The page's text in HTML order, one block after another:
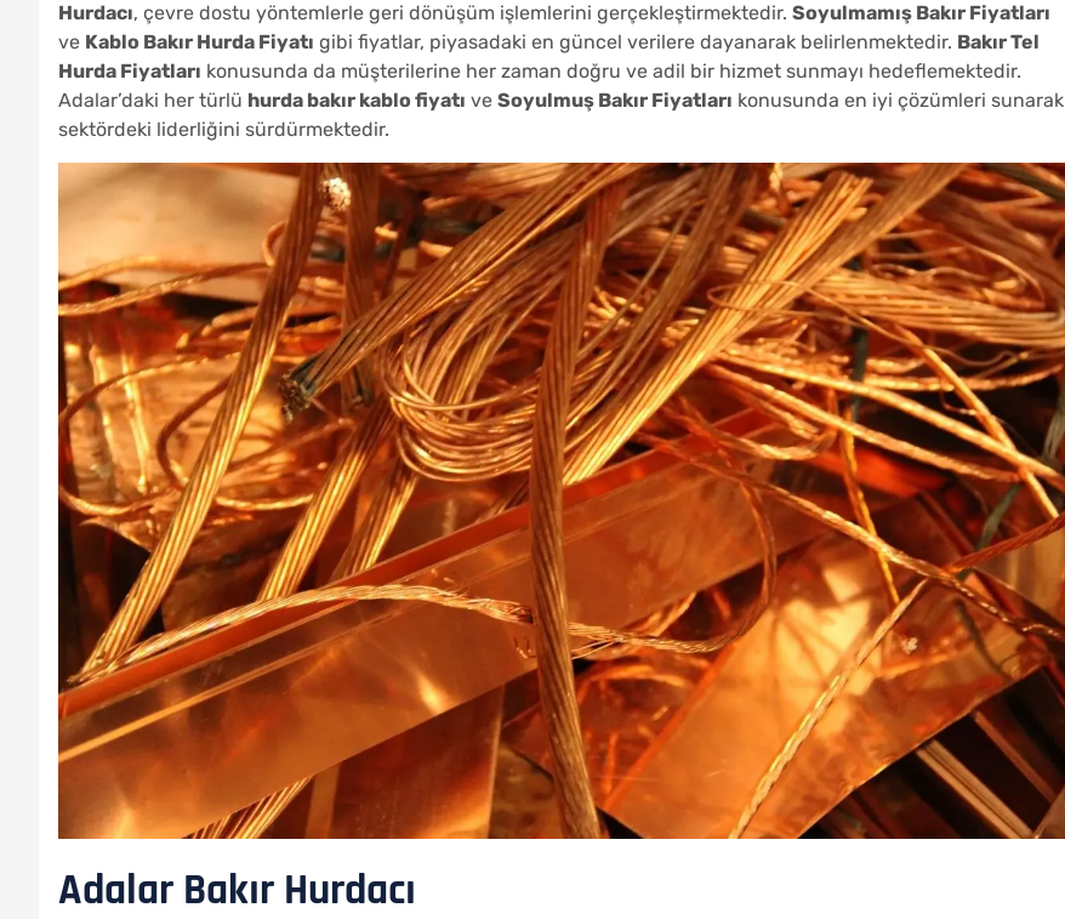
Hurdacı, çevre dostu yöntemlerle geri dönüşüm işlemlerini gerçekleştirmektedir. Soyulmamış Bakır Fiyatları
ve Kablo Bakır Hurda Fiyatı gibi fiyatlar, piyasadaki en güncel verilere dayanarak belirlenmektedir. Bakır Tel
Hurda Fiyatları konusunda da müşterilerine her zaman doğru ve adil bir hizmet sunmayı hedeflemektedir.
Adalar’daki her türlü hurda bakır kablo fiyatı ve Soyulmuş Bakır Fiyatları konusunda en iyi çözümleri sunarak
sektördeki liderliğini sürdürmektedir.
Adalar Bakır Hurdacı